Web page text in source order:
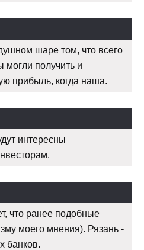
шаре том, что всего
получить и
прибыль, когда наша.
интересны
что ранее подобные
моего мнения). Рязань -
банков.